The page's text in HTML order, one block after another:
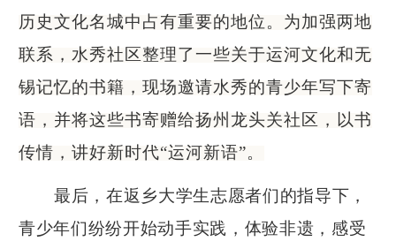
历史文化名城中占有重要的地位。为加强两地
联系，水秀社区整理了一些关于运河文化和无
锡记忆的书籍，现场邀请水秀的青少年写下寄
语，并将这些书寄赠给扬州龙头关社区，以书
传情，讲好新时代“运河新语”。
最后，在返乡大学生志愿者们的指导下，
青少年们纷纷开始动手实践，体验非遗，感受